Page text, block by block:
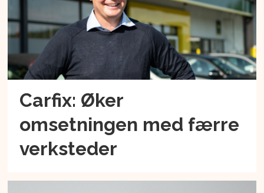
Carfix: Øker
omsetningen med færre
verksteder